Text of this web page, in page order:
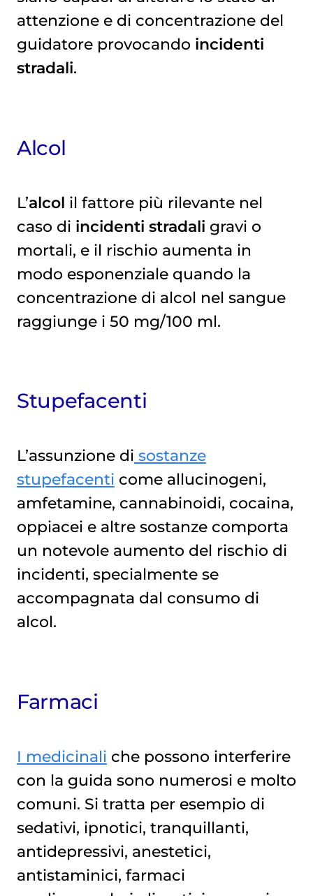
attenzione e di concentrazione del
guidatore provocando incidenti
stradali.
Alcol
L’alcol il fattore più rilevante nel
caso di incidenti stradali gravi o
mortali, e il rischio aumenta in
modo esponenziale quando la
concentrazione di alcol nel sangue
raggiunge i 50 mg/100 ml.
Stupefacenti
L’assunzione di sostanze
stupefacenti come allucinogeni,
amfetamine, cannabinoidi, cocaina,
oppiacei e altre sostanze comporta
un notevole aumento del rischio di
incidenti, specialmente se
accompagnata dal consumo di
alcol.
Farmaci
I medicinali che possono interferire
con la guida sono numerosi e molto
comuni. Si tratta per esempio di
sedativi, ipnotici, tranquillanti,
antidepressivi, anestetici,
antistaminici, farmaci